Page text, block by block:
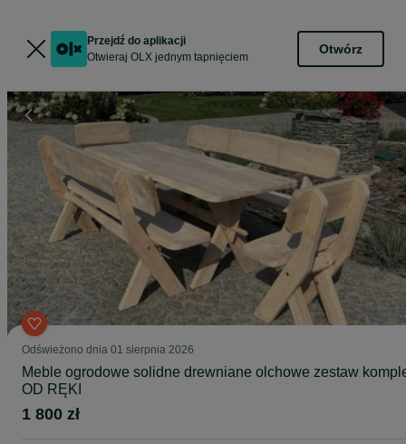
Przejdź do aplikacji
Otwieraj OLX jednym tapnięciem
Otwórz
Odświeżono dnia 01 sierpnia 2026
Meble ogrodowe solidne drewniane olchowe zestaw
OD RĘKI
1 800 zł